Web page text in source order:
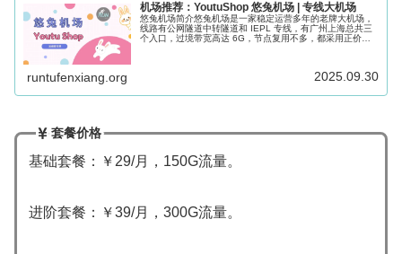
机场推荐：YoutuShop 悠兔机场 | 专线大机场
悠兔机场简介悠兔机场是一家稳定运营多年的老牌大机场，
线路有公网隧道中转隧道和 IEPL 专线，有广州上海总共三
个入口，过境带宽高达 6G，节点复用不多，都采用正价机
runtufenxiang.org 2025.09.30
套餐价格
基础套餐：￥29/月，150G流量。
进阶套餐：￥39/月，300G流量。